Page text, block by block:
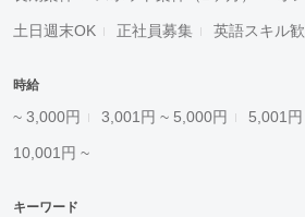
土日週末OK 正社員募集 英語スキル
時給
~ 3,000円 3,001円 ~ 5,000円 5,001
10,001円 ~
キーワード